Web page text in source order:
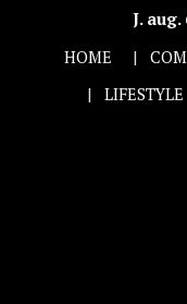
J. aug.
HOME
LIFESTYLE